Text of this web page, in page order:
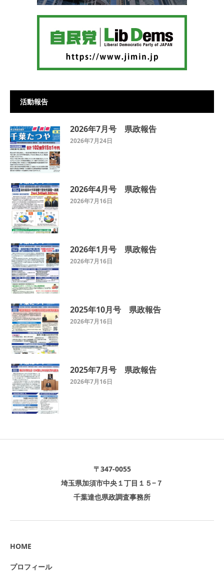
活動報告
2026年7月号 県政報告
2026年7月24日
2026年4月号 県政報告
2026年7月16日
2026年1月号 県政報告
2026年7月16日
2025年10月号 県政報告
2026年7月16日
2025年7月号 県政報告
2026年7月16日
〒347-0055
埼玉県加須市中央１丁目１５−７
千葉達也県政調査事務所
HOME
プロフィール